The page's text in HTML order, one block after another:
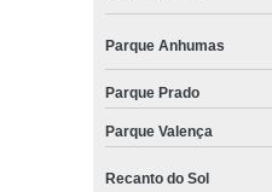
Parque Anhumas
Parque Prado
Parque Valença
Recanto do Sol